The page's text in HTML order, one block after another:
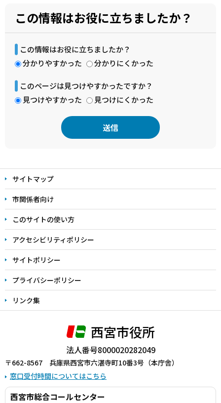
この情報はお役に立ちましたか？
この情報はお役に立ちましたか？
分かりやすかった
分かりにくかった
このページは見つけやすかったですか？
見つけやすかった
見つけにくかった
文
こ
こ
ま
で
サイトマップ
市関係者向け
このサイトの使い方
アクセシビリティポリシー
サイトポリシー
プライバシーポリシー
リンク集
西宮市役所
法人番号8000020282049
〒662-8567 兵庫県西宮市六湛寺町10番3号（本庁舎）
窓口受付時間についてはこちら
西宮市総合コールセンター